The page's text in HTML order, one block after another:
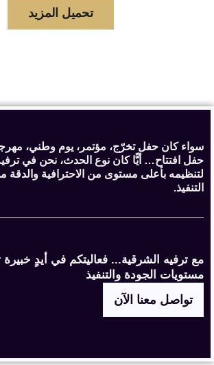
تحميل المزيد
سواء كان حفل تخرّج، مؤتمر، يوم وطني،
حفل افتتاح… أيًّا كان نوع الحدث، نحن في
لتنظيمه بأعلى مستوى من الاحترافية والدقة
التنفيذ.
مع ترفيه الشرقية... فعاليتكم في أيدٍ
مستويات الجودة والتنفيذ
تواصل معنا الآن